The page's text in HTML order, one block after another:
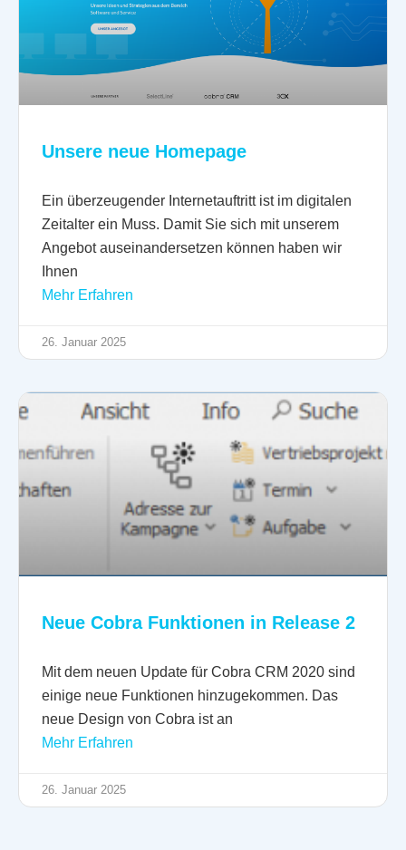
Unsere neue Homepage
Ein überzeugender Internetauftritt ist im digitalen
Zeitalter ein Muss. Damit Sie sich mit unserem
Angebot auseinandersetzen können haben wir
Ihnen
Mehr Erfahren
26. Januar 2025
Neue Cobra Funktionen in Release 2
Mit dem neuen Update für Cobra CRM 2020 sind
einige neue Funktionen hinzugekommen. Das
neue Design von Cobra ist an
Mehr Erfahren
26. Januar 2025